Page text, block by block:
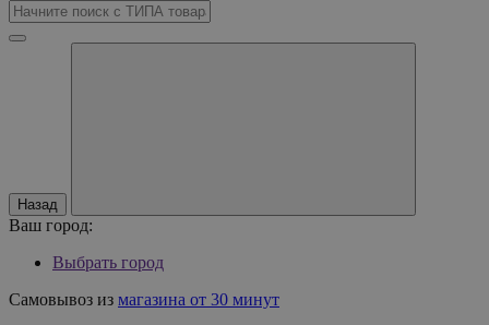
Назад
Ваш город:
Выбрать город
Самовывоз из магазина от 30 минут